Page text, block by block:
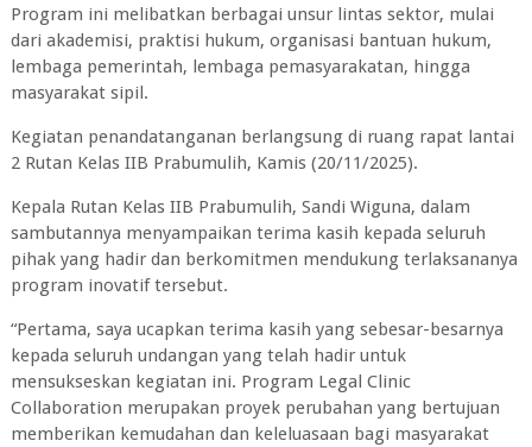
Program ini melibatkan berbagai unsur lintas sektor, mulai
dari akademisi, praktisi hukum, organisasi bantuan hukum,
lembaga pemerintah, lembaga pemasyarakatan, hingga
masyarakat sipil.
Kegiatan penandatanganan berlangsung di ruang rapat lantai
2 Rutan Kelas IIB Prabumulih, Kamis (20/11/2025).
Kepala Rutan Kelas IIB Prabumulih, Sandi Wiguna, dalam
sambutannya menyampaikan terima kasih kepada seluruh
pihak yang hadir dan berkomitmen mendukung terlaksananya
program inovatif tersebut.
“Pertama, saya ucapkan terima kasih yang sebesar-besarnya
kepada seluruh undangan yang telah hadir untuk
mensukseskan kegiatan ini. Program Legal Clinic
Collaboration merupakan proyek perubahan yang bertujuan
memberikan kemudahan dan keleluasaan bagi masyarakat